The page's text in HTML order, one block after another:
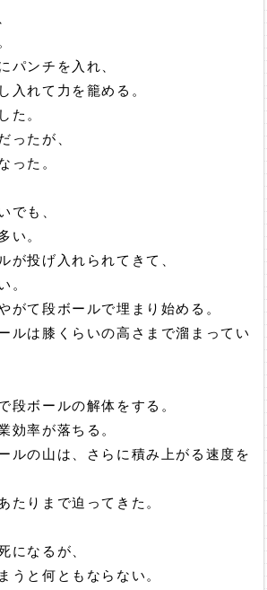
パンチを入れ、
入れて力を籠める。
た。
ったが、
った。
でも、
い。
が投げ入れられてきて、
。
がて段ボールで埋まり始める。
ルは膝くらいの高さまで溜まってい
段ボールの解体をする。
効率が落ちる。
ルの山は、さらに積み上がる速度を
たりまで迫ってきた。
になるが、
うと何ともならない。